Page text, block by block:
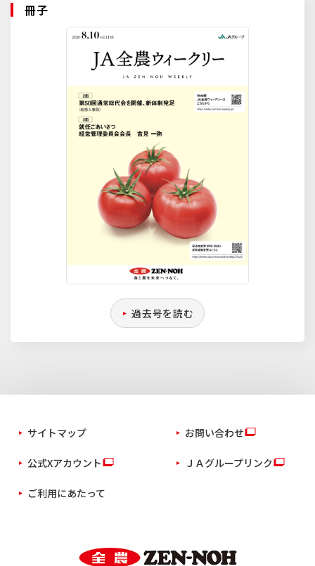
冊子
過去号を読む
サイトマップ お問い合わせ
公式Xアカウント ＪＡグループリンク
ご利用にあたって